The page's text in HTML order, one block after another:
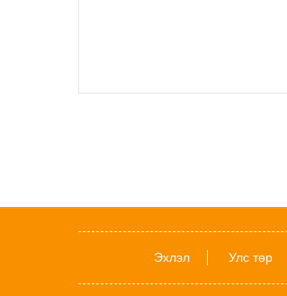
Эхлэл Улс төр